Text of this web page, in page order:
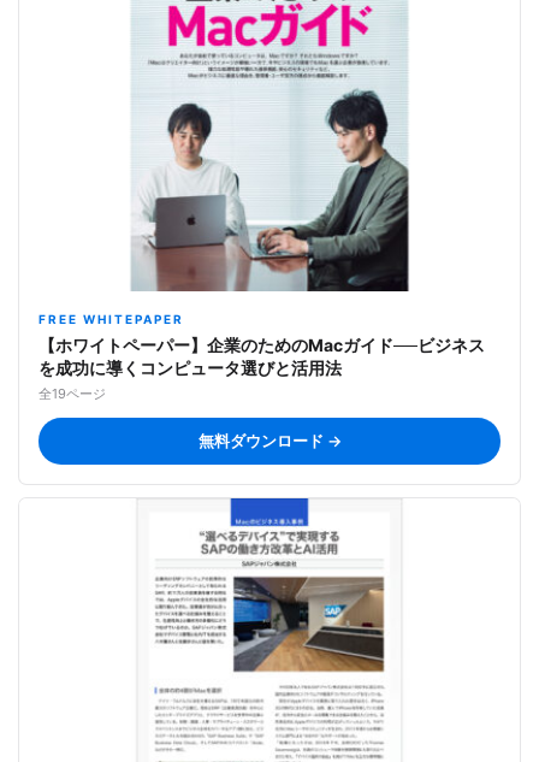
FREE WHITEPAPER
【ホワイトペーパー】企業のためのMacガイド──ビジネス
を成功に導くコンピュータ選びと活用法
全19ページ
無料ダウンロード →